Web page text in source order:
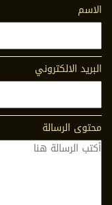
الاسم
البريد الالكتروني
محتوى الرسالة